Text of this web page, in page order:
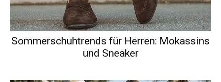
Sommerschuhtrends für Herren: Mokassins
und Sneaker